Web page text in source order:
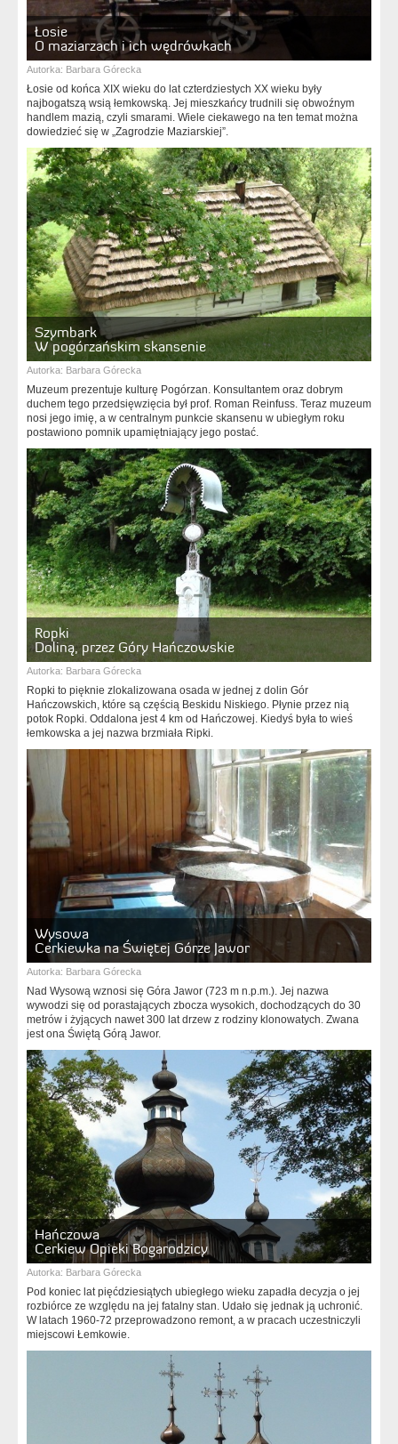
Łosie
O maziarzach i ich wędrówkach
Autorka: Barbara Górecka
Łosie od końca XIX wieku do lat czterdziestych XX wieku były
najbogatszą wsią łemkowską. Jej mieszkańcy trudnili się obwoźnym
handlem mazią, czyli smarami. Wiele ciekawego na ten temat można
dowiedzieć się w „Zagrodzie Maziarskiej”.
Szymbark
W pogórzańskim skansenie
Autorka: Barbara Górecka
Muzeum prezentuje kulturę Pogórzan. Konsultantem oraz dobrym
duchem tego przedsięwzięcia był prof. Roman Reinfuss. Teraz muzeum
nosi jego imię, a w centralnym punkcie skansenu w ubiegłym roku
postawiono pomnik upamiętniający jego postać.
Ropki
Doliną, przez Góry Hańczowskie
Autorka: Barbara Górecka
Ropki to pięknie zlokalizowana osada w jednej z dolin Gór
Hańczowskich, które są częścią Beskidu Niskiego. Płynie przez nią
potok Ropki. Oddalona jest 4 km od Hańczowej. Kiedyś była to wieś
łemkowska a jej nazwa brzmiała Ripki.
Wysowa
Cerkiewka na Świętej Górze Jawor
Autorka: Barbara Górecka
Nad Wysową wznosi się Góra Jawor (723 m n.p.m.). Jej nazwa
wywodzi się od porastających zbocza wysokich, dochodzących do 30
metrów i żyjących nawet 300 lat drzew z rodziny klonowatych. Zwana
jest ona Świętą Górą Jawor.
Hańczowa
Cerkiew Opieki Bogarodzicy
Autorka: Barbara Górecka
Pod koniec lat pięćdziesiątych ubiegłego wieku zapadła decyzja o jej
rozbiórce ze względu na jej fatalny stan. Udało się jednak ją uchronić.
W latach 1960-72 przeprowadzono remont, a w pracach uczestniczyli
miejscowi Łemkowie.